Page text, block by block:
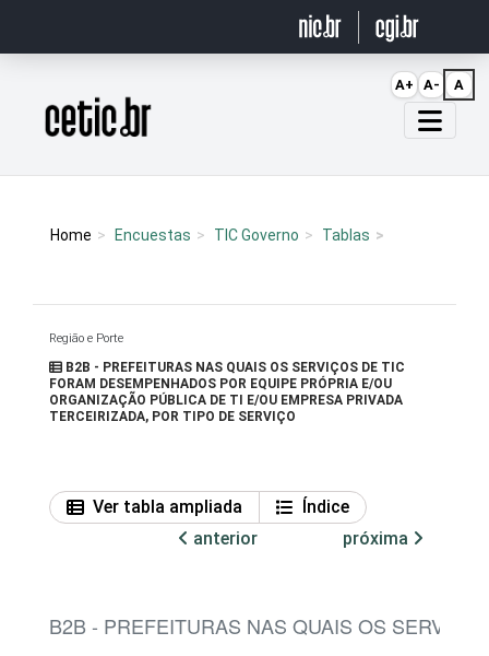
Página inicial
Home Encuestas TIC Governo Tablas
Região e Porte
B2B - PREFEITURAS NAS QUAIS OS SERVIÇOS DE TIC
FORAM DESEMPENHADOS POR EQUIPE PRÓPRIA E/OU
ORGANIZAÇÃO PÚBLICA DE TI E/OU EMPRESA PRIVADA
TERCEIRIZADA, POR TIPO DE SERVIÇO
Ver tabla ampliada
Índice
anterior
próxima
B2B - PREFEITURAS NAS QUAIS OS
A+ A- A